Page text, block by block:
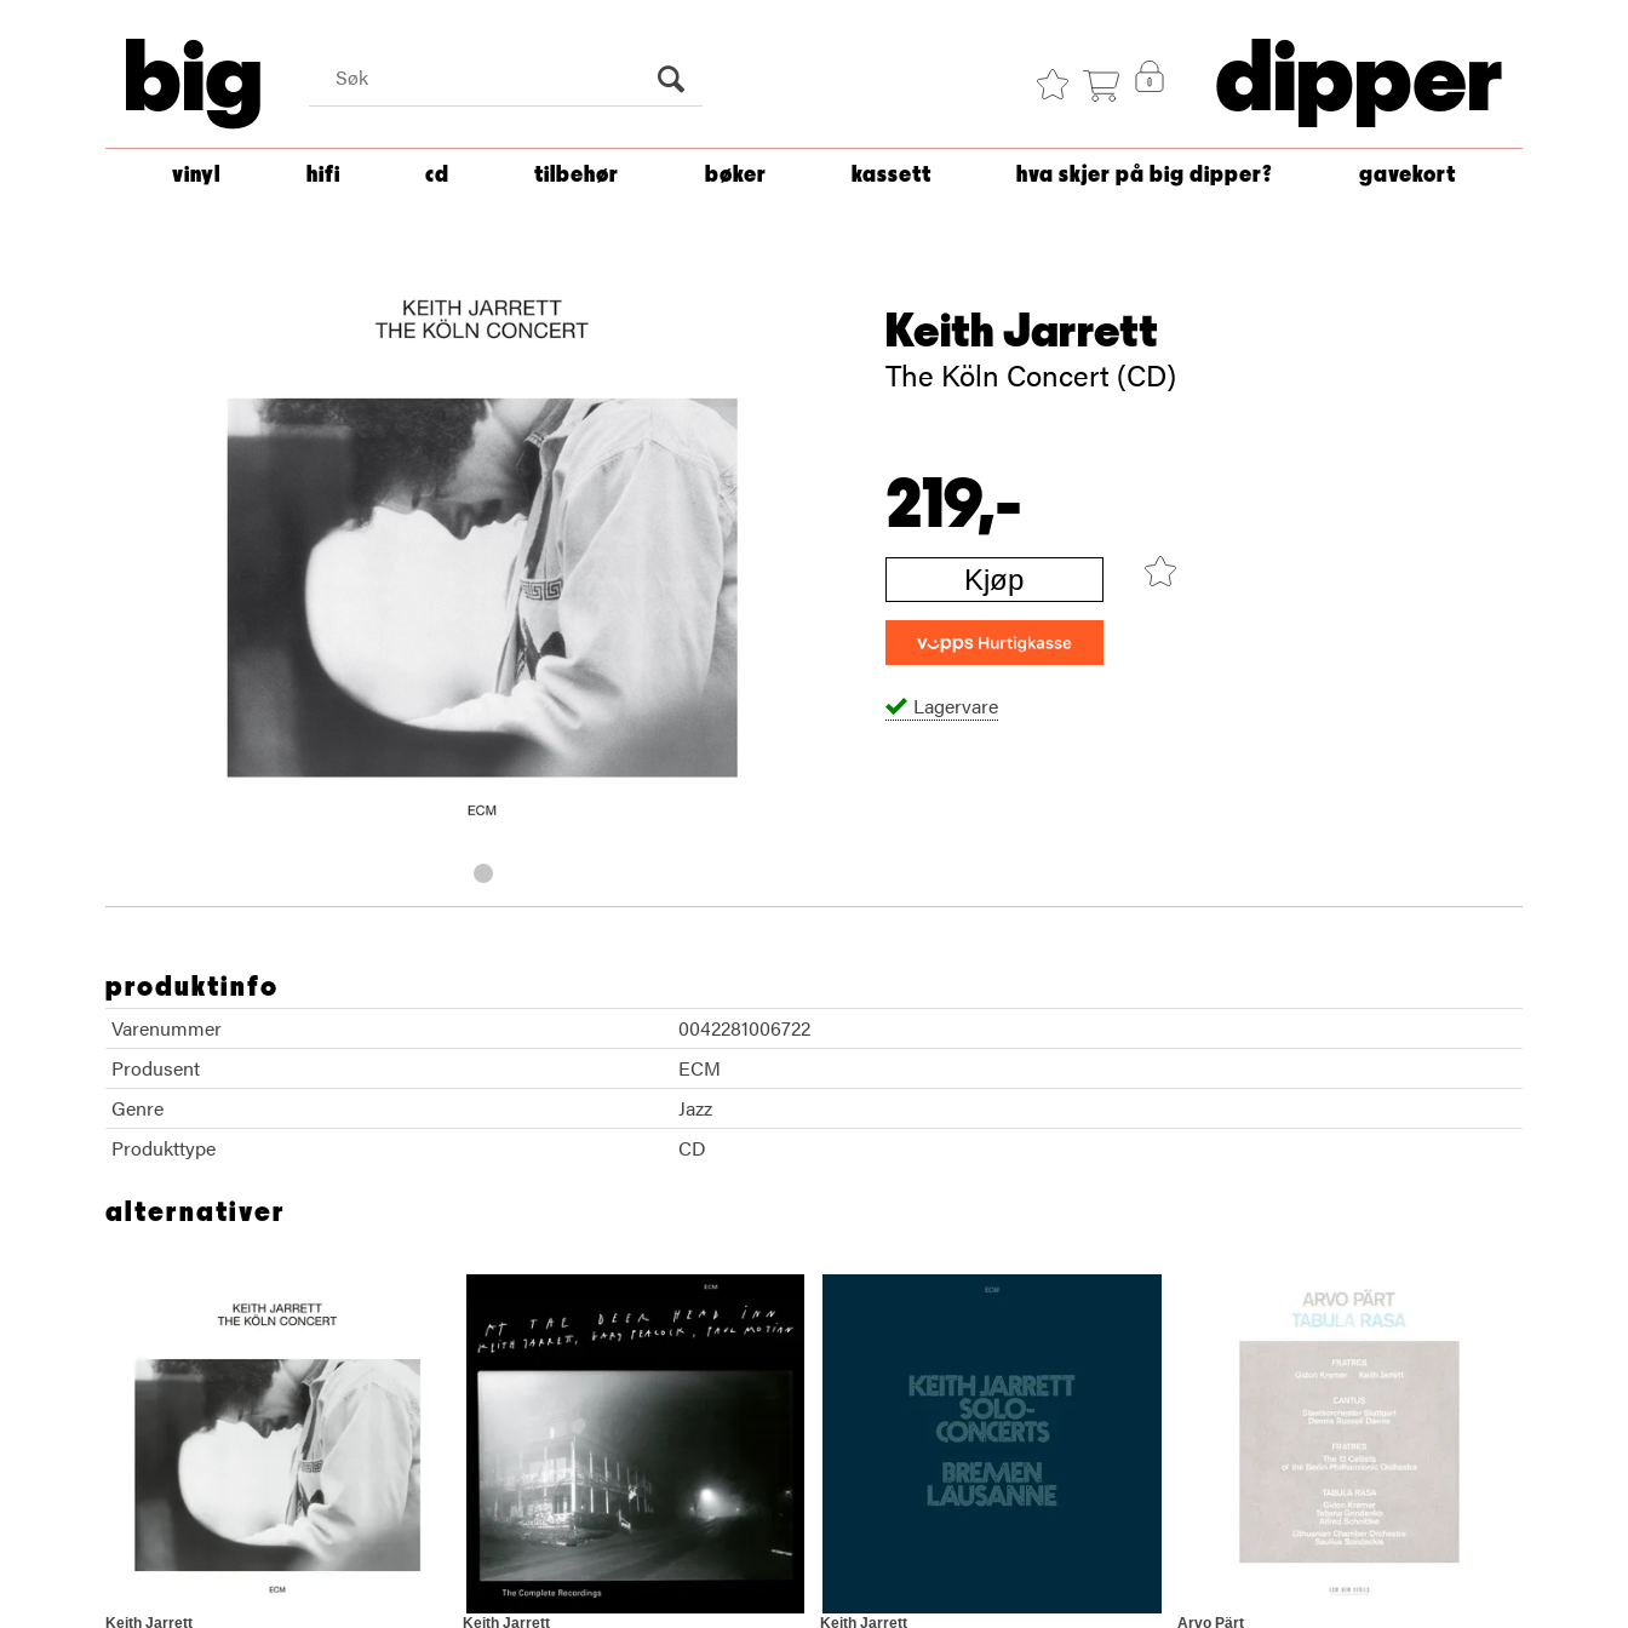
big dipper
vinyl hifi cd tilbehør bøker kassett hva skjer på big dipper? gavekort
Keith Jarrett
The Köln Concert (CD)
219,-
Kjøp
Lagervare
produktinfo
Varenummer
0042281006722
Produsent
ECM
Genre
Jazz
Produkttype
CD
alternativer
Keith Jarrett Keith Jarrett Keith Jarrett Arvo Pärt